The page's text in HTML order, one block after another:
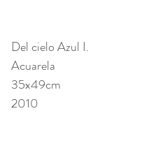
Del cielo Azul I.
Acuarela
35x49cm
2010